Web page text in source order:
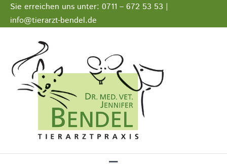
Zum
Inhalt
Sie erreichen uns unter: 0711 – 672 53 53 |
info@tierarzt-bendel.de
Stellenangebote
Impressum
Datenschutz